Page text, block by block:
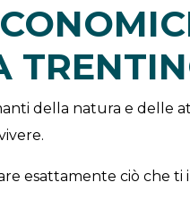
della natura e delle
esattamente ciò che ti